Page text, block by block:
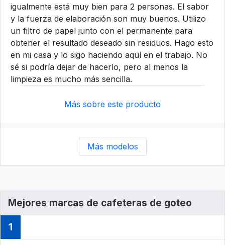
igualmente está muy bien para 2 personas. El sabor
y la fuerza de elaboración son muy buenos. Utilizo
un filtro de papel junto con el permanente para
obtener el resultado deseado sin residuos. Hago esto
en mi casa y lo sigo haciendo aquí en el trabajo. No
sé si podría dejar de hacerlo, pero al menos la
limpieza es mucho más sencilla.
Más sobre este producto
Más modelos
Mejores marcas de cafeteras de goteo
1